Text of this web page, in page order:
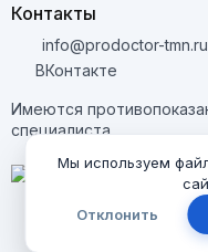
Контакты
info@prodoctor-tmn.ru
ВКонтакте
Имеются
специалиста
Мы используем
Отклонить